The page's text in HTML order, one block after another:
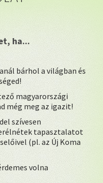
ha...
bárhol a világban és
magyarországi
még meg az igazit!
szívesen
tapasztalatot
(pl. az Új Koma
volna